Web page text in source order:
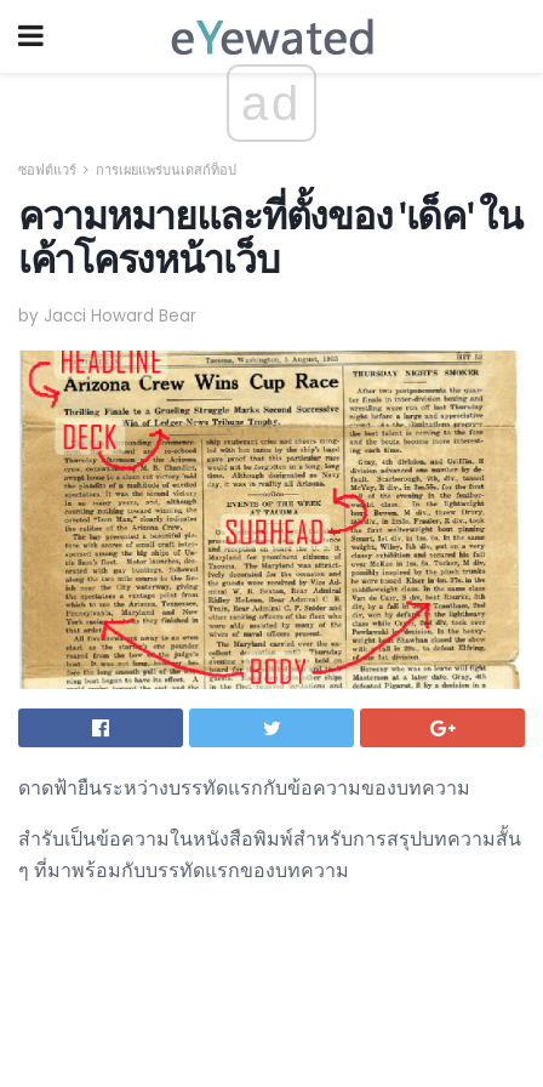
ad
ซอฟต์แวร์ การเผยแพร่บนเดสก์ท็อป
ความหมายและที่ตั้งของ 'เด็ค' ใน
เค้าโครงหน้าเว็บ
by Jacci Howard Bear
ดาดฟ้ายืนระหว่างบรรทัดแรกกับข้อความของบทความ
สำรับเป็นข้อความในหนังสือพิมพ์สำหรับการสรุปบทความสั้น
ๆ ที่มาพร้อมกับบรรทัดแรกของบทความ